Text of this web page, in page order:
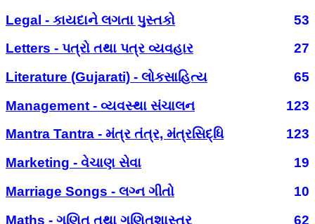
Legal - કાયદાને લગતા પુસ્તકો
53
Letters - પત્રો તથા પત્ર વ્યવહાર
27
Literature (Gujarati) - લોકસાહિત્ય
65
Management - વ્યવસ્થા સંચાલન
123
Mantra Tantra - મંત્ર તંત્ર, મંત્રસિદ્ધિ
123
Marketing - વેચાણ સેવા
19
Marriage Songs - લગ્ન ગીતો
10
Maths - ગણિત તથા ગણિતશાસ્ત્ર
62